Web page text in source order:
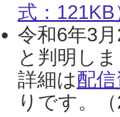
式：121KB
令和6年3
と判明し
詳細は配
りです。（